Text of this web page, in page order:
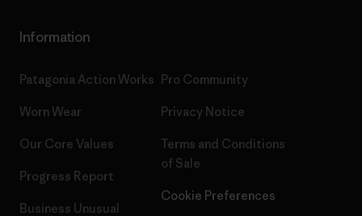
Information
Patagonia Action Works
Worn Wear
Our Core Values
Progress Report
Business Unusual
Pro Community
Privacy Notice
Terms and Conditions
of Sale
Cookie Preferences